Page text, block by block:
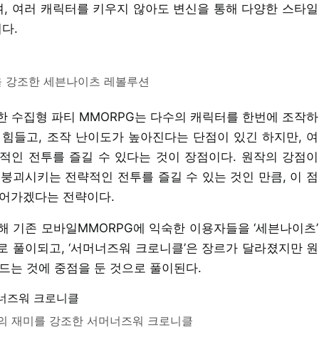
여러 캐릭터를 키우지 않아도 변신을 통해 다양한 스타일
.
강조한 세븐나이츠 레볼루션
수집형 파티 MMORPG는 다수의 캐릭터를 한번에 조작하
들고, 조작 난이도가 높아진다는 단점이 있긴 하지만, 여
인 전투를 즐길 수 있다는 것이 장점이다. 원작의 강점이
괴시키는 전략적인 전투를 즐길 수 있는 것인 만큼, 이 점
가겠다는 전략이다.
기존 모바일MMORPG에 익숙한 이용자들을 ‘세븐나이츠’
풀이되고, ‘서머너즈워 크로니클’은 장르가 달라졌지만 원
는 것에 중점을 둔 것으로 풀이된다.
재미를 강조한 서머너즈워 크로니클